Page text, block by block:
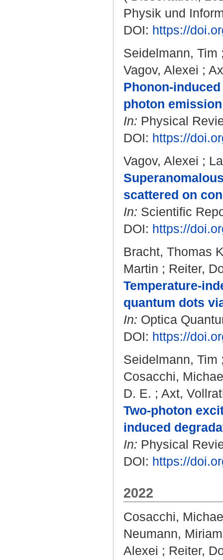
Physik und
DOI: https://
Seidelmann, Tim
Vagov, Alexei ;
Phonon-
photon
In: Physical
DOI: https://
Vagov, Alexei ;
scattered on
In: Scientific
DOI: https://
Bracht, Thomas
Martin ; Reiter,
Temperature-
quantum dots
In: Optica
DOI: https://
Seidelmann, Tim
Cosacchi,
D. E. ; Axt,
Two-photon
induced
In: Physical
DOI: https://
2022
Cosacchi,
Neumann, Miriam
Alexei ; Reiter,